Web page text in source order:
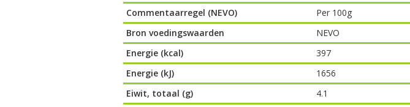
Commentaarregel (NEVO)
Per 100g
Bron voedingswaarden
NEVO
Energie (kcal)
397
Energie (kJ)
1656
Eiwit, totaal (g)
4.1